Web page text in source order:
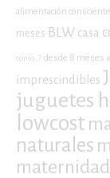
alimentación consciente
meses BLW casa
cómo...? desde 8 meses
imprescindibles
juguetes
lowcost
naturales